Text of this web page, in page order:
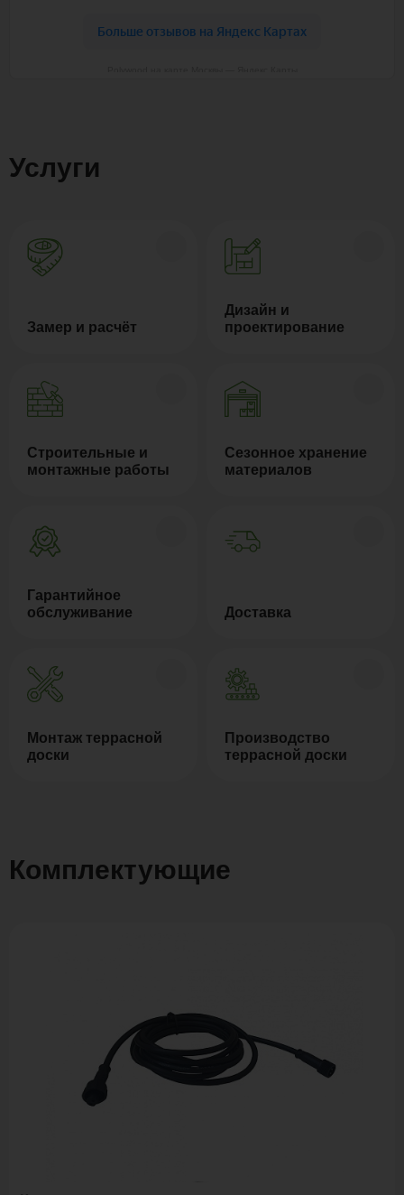
Услуги
Замер и расчёт
Дизайн и
проектирование
Строительные и
монтажные работы
Сезонное хранение
материалов
Гарантийное
обслуживание
Доставка
Монтаж террасной
доски
Производство
террасной доски
Комплектующие